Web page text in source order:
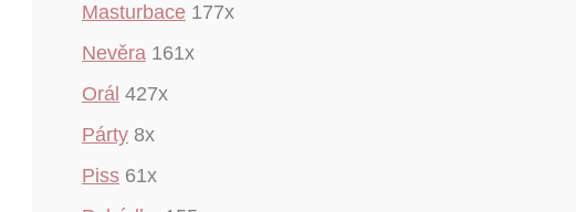
Masturbace 177x
Nevěra 161x
Orál 427x
Párty 8x
Piss 61x